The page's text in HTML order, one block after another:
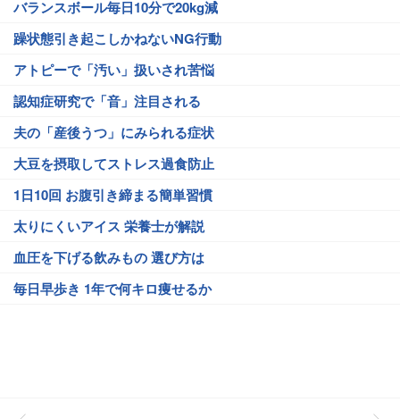
バランスボール毎日10分で20kg減
躁状態引き起こしかねないNG行動
アトピーで「汚い」扱いされ苦悩
認知症研究で「音」注目される
夫の「産後うつ」にみられる症状
大豆を摂取してストレス過食防止
1日10回 お腹引き締まる簡単習慣
太りにくいアイス 栄養士が解説
血圧を下げる飲みもの 選び方は
毎日早歩き 1年で何キロ痩せるか